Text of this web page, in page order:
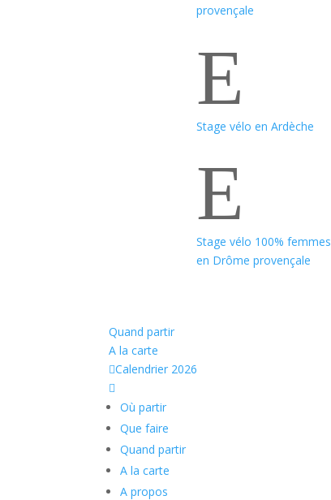
provençale
E
Stage vélo en Ardèche
E
Stage vélo 100% femmes
en Drôme provençale
Quand partir
A la carte
Calendrier 2026

Où partir
Que faire
Quand partir
A la carte
A propos